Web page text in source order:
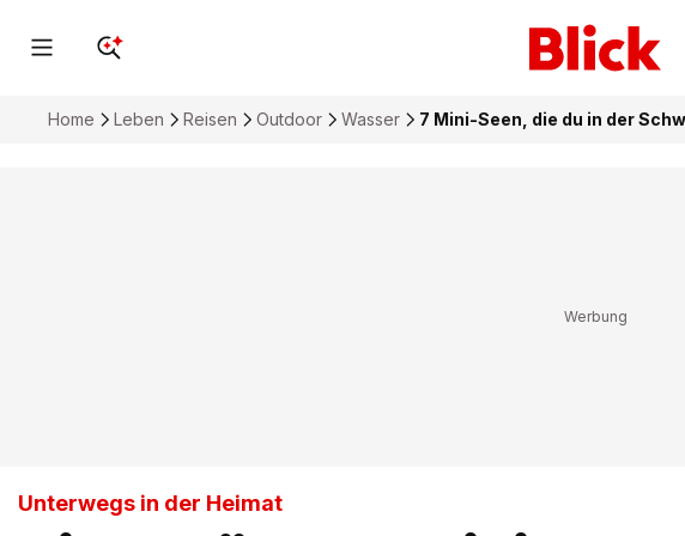
Home Leben Reisen Outdoor Wasser 7 Mini-Seen, die du in der
Unterwegs in der Heimat